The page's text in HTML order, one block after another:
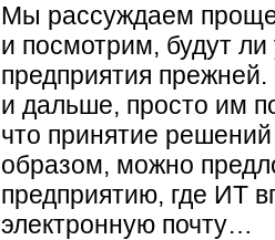
Мы рассуждаем
и посмотрим, будут
предприятия
и дальше, просто им
что принятие
образом, можно
предприятию, где ИТ
электронную почту…